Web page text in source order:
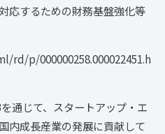
応するための財務基盤強化等
p/000000258.000022451.h
通じて、スタートアップ・エ
内成長産業の発展に貢献して